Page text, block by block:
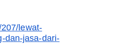
lewat-
dan-jasa-dari-